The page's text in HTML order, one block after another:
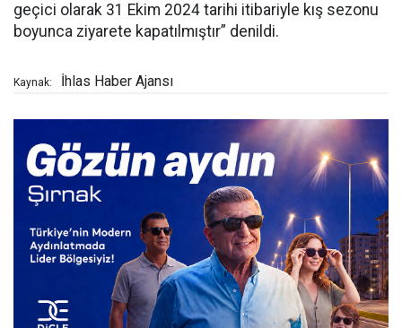
geçici olarak 31 Ekim 2024 tarihi itibariyle kış sezonu
boyunca ziyarete kapatılmıştır” denildi.
Kaynak: İhlas Haber Ajansı